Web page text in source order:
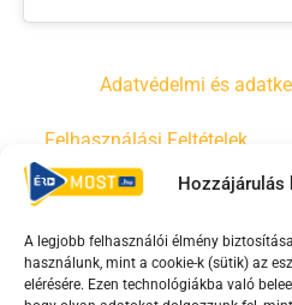
Hozzájárulás
A legjobb felhasználói élmény
használunk, mint a cookie-k (sütik) az
elérésére. Ezen technológiákba való
Adatvédelmi és
Felhasználási Feltételek
Irányelvek
F
Y
T